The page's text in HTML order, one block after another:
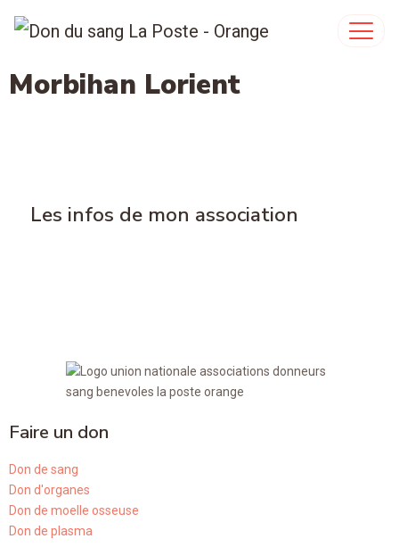
Morbihan Lorient
Les infos de mon association
Faire un don
Don de sang
Don d'organes
Don de moelle osseuse
Don de plasma